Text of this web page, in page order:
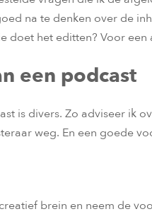
na te denken over de
doet het editten? Voor
een podcast
is divers. Zo adviseer ik
weg. En een goede
brein en neem de